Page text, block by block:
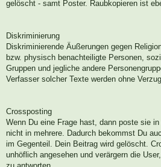
gelöscht - samt Poster. Raubkopieren ist
Diskriminierung
Diskriminierende Äußerungen gegen
bzw. physisch benachteiligte Personen,
Gruppen und jegliche andere
Verfasser solcher Texte werden ohne
Crossposting
Wenn Du eine Frage hast, dann poste sie
nicht in mehrere. Dadurch bekommst Du
im Gegenteil. Dein Beitrag wird gelöscht.
unhöflich angesehen und verärgern die